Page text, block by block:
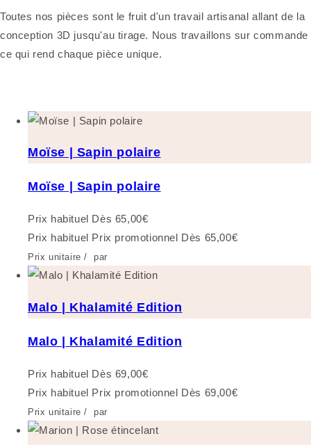
Toutes nos pièces sont le fruit d'un travail artisanal allant de la
conception 3D jusqu'au tirage. Nous travaillons sur commande
ce qui rend chaque pièce unique.
Moïse | Sapin polaire
Moïse | Sapin polaire
Prix habituel Dès 65,00€
Prix habituel Prix promotionnel Dès 65,00€
Prix unitaire / par
Malo | Khalamité Edition
Malo | Khalamité Edition
Prix habituel Dès 69,00€
Prix habituel Prix promotionnel Dès 69,00€
Prix unitaire / par